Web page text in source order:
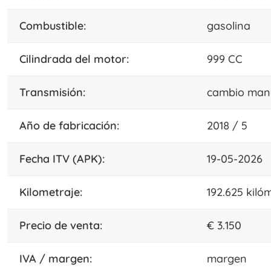
combustible: gasolina
cilindrada del motor: 999 CC
transmisión: cambio
año de fabricación: 2018 / 5
fecha ITV (APK): 19-05-2026
kilometraje: 192.625
precio de venta: € 3.150
IVA / margen: margen